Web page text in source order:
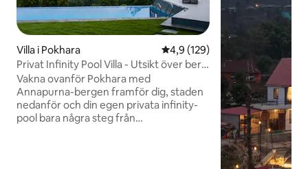
Villa i Pokhara 4,9 av 5 i genomsnittligt
4,9 (129)
Privat Infinity Pool Villa - Utsikt över berg
och sjö
Vakna ovanför Pokhara med
Annapurna-bergen framför dig, staden
nedanför och din egen privata infinity-
pool bara några steg från